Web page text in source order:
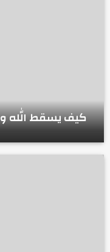
كيف يسقط الله